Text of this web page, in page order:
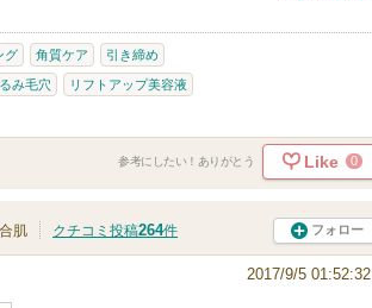
グ 角質ケア 引き締め
み毛穴 リフトアップ美容液
参考にしたい！ありがとう Like 0
肌 クチコミ投稿264件 フォロー
2017/9/5 01:52:32